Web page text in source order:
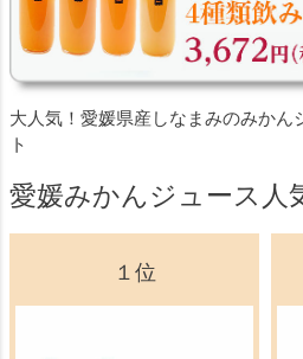
大人気！愛媛県産しなまみのみかん
ト
愛媛みかんジュース人
１位